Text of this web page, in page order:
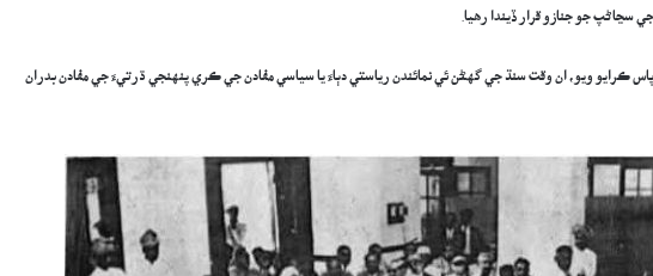
سڃاڻپ جو جنازو قرار ڏيندا رهيا.
ڪرايو ويو، ان وقت سنڌ جي گهڻن ئي نمائندن رياستي دٻاءَ يا سياسي مفادن جي ڪري پنهنجي ڌرتيءَ جي مفادن بدران